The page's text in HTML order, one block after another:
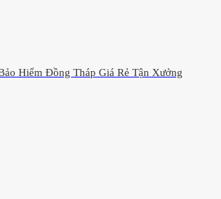
Hiểm Đồng Tháp Giá Rẻ Tận Xưởng